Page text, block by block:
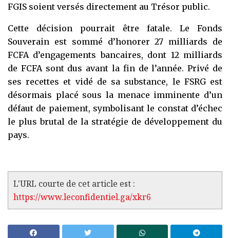
FGIS soient versés directement au Trésor public.
Cette décision pourrait être fatale. Le Fonds
Souverain est sommé d’honorer 27 milliards de
FCFA d’engagements bancaires, dont 12 milliards
de FCFA sont dus avant la fin de l’année. Privé de
ses recettes et vidé de sa substance, le FSRG est
désormais placé sous la menace imminente d’un
défaut de paiement, symbolisant le constat d’échec
le plus brutal de la stratégie de développement du
pays.
L'URL courte de cet article est :
https://www.leconfidentiel.ga/xkr6